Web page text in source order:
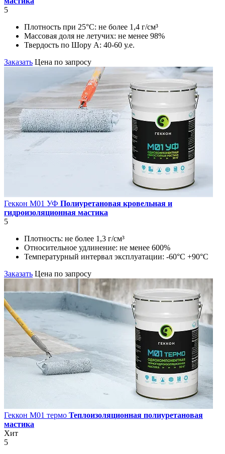
5
Плотность при 25°С: не более 1,4 г/см³
Массовая доля не летучих: не менее 98%
Твердость по Шору А: 40-60 у.е.
Заказать Цена по запросу
Геккон М01 УФ Полиуретановая кровельная и
гидроизоляционная мастика
5
Плотность: не более 1,3 г/см³
Относительное удлинение: не менее 600%
Температурный интервал эксплуатации: -60°С +90°С
Заказать Цена по запросу
Геккон М01 термо Теплоизоляционная полиуретановая
мастика
Хит
5